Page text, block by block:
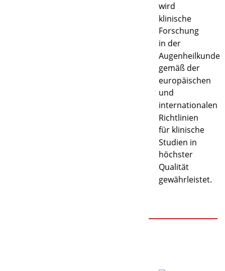
wird
klinische
Forschung
in der
Augenheilkunde
gemäß der
europäischen
und
internationalen
Richtlinien
für klinische
Studien in
höchster
Qualität
gewährleistet.